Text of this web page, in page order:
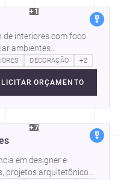
+1
de interiores com foco
ambientes
e…
DECORAÇÃO +2
ORÇAMENTO
+7
em designer e
projetos arquitetônicos